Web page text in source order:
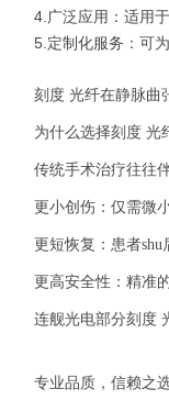
4.广泛应用：适用
5.定制化服务：可
刻度 光纤在静脉曲
为什么选择刻度 光
传统手术治疗往往
更小创伤：仅需微
更短恢复：患者
更高安全性：精准
连舰光电部分刻度
专业品质，信赖之